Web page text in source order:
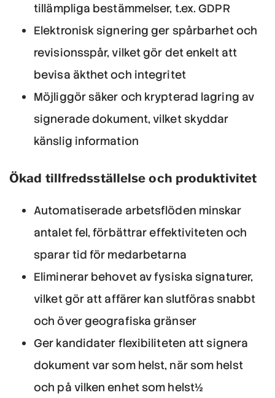
tillämpliga bestämmelser, t.ex. GDPR
Elektronisk signering ger spårbarhet och
revisionsspår, vilket gör det enkelt att
bevisa äkthet och integritet
Möjliggör säker och krypterad lagring av
signerade dokument, vilket skyddar
känslig information
Ökad tillfredsställelse och produktivitet
Automatiserade arbetsflöden minskar
antalet fel, förbättrar effektiviteten och
sparar tid för medarbetarna
Eliminerar behovet av fysiska signaturer,
vilket gör att affärer kan slutföras snabbt
och över geografiska gränser
Ger kandidater flexibiliteten att signera
dokument var som helst, när som helst
och på vilken enhet som helst½